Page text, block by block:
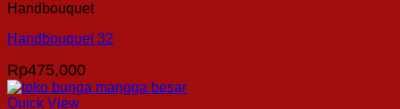
Handbouquet
Handbouquet 32
Rp475,000
Quick View